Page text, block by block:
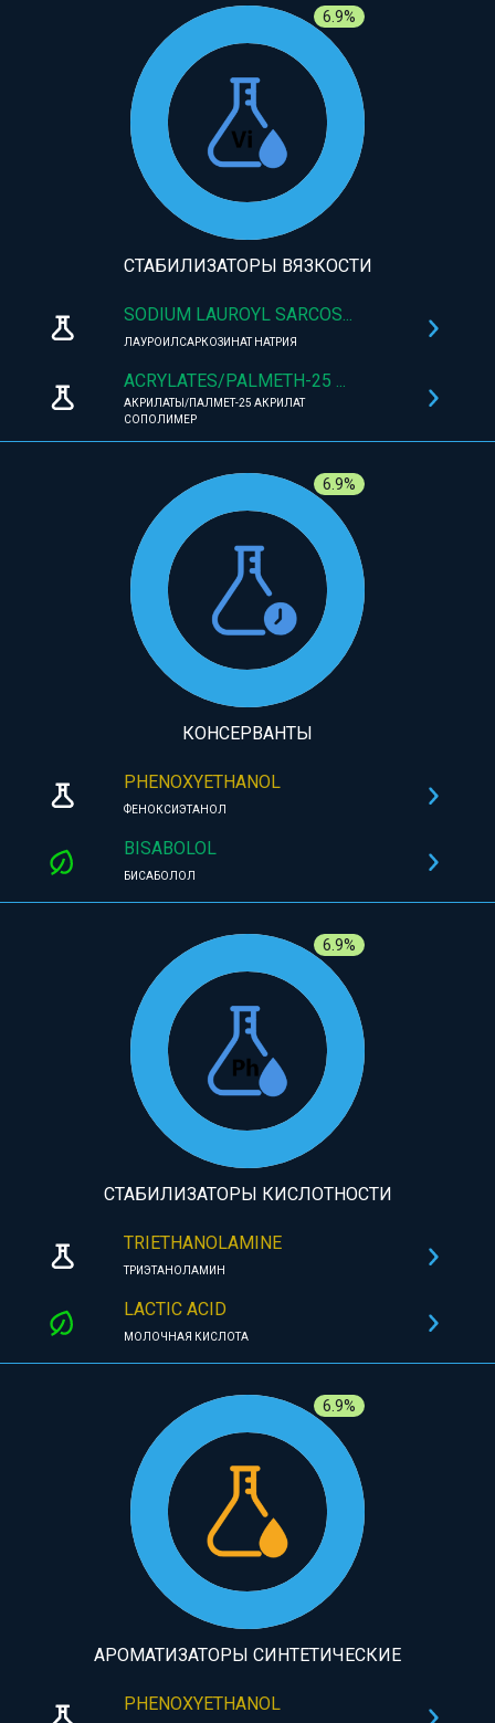
6.9%
СТАБИЛИЗАТОРЫ ВЯЗКОСТИ
SODIUM LAUROYL SARCOS...
ЛАУРОИЛСАРКОЗИНАТ НАТРИЯ
ACRYLATES/PALMETH-25 ...
АКРИЛАТЫ/ПАЛМЕТ-25 АКРИЛАТ
СОПОЛИМЕР
6.9%
КОНСЕРВАНТЫ
PHENOXYETHANOL
ФЕНОКСИЭТАНОЛ
BISABOLOL
БИСАБОЛОЛ
6.9%
СТАБИЛИЗАТОРЫ КИСЛОТНОСТИ
TRIETHANOLAMINE
ТРИЭТАНОЛАМИН
LACTIC ACID
МОЛОЧНАЯ КИСЛОТА
6.9%
АРОМАТИЗАТОРЫ СИНТЕТИЧЕСКИЕ
PHENOXYETHANOL